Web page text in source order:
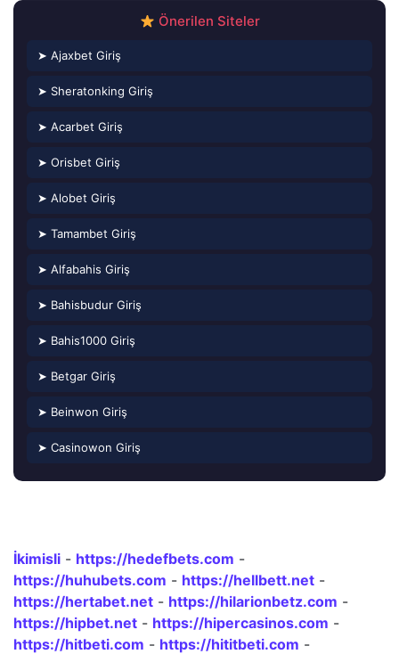
Önerilen Siteler
➤ Ajaxbet Giriş
➤ Sheratonking Giriş
➤ Acarbet Giriş
➤ Orisbet Giriş
➤ Alobet Giriş
➤ Tamambet Giriş
➤ Alfabahis Giriş
➤ Bahisbudur Giriş
➤ Bahis1000 Giriş
➤ Betgar Giriş
➤ Beinwon Giriş
➤ Casinowon Giriş
İkimisli - https://hedefbets.com -
https://huhubets.com - https://hellbett.net -
https://hertabet.net - https://hilarionbetz.com -
https://hipbet.net - https://hipercasinos.com -
https://hitbeti.com - https://hititbeti.com -